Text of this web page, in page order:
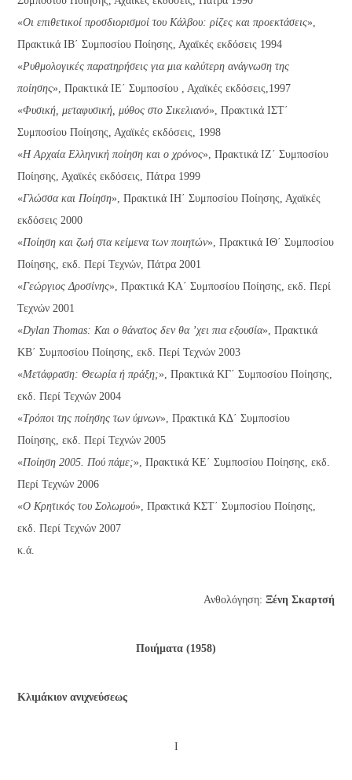
«Οι επιθετικοί προσδιορισμοί του Κάλβου: ρίζες και προεκτάσεις»,
Πρακτικά ΙΒ΄ Συμποσίου Ποίησης, Αχαϊκές εκδόσεις 1994
«Ρυθμολογικές παρατηρήσεις για μια καλύτερη ανάγνωση της
ποίησης», Πρακτικά ΙΕ΄ Συμποσίου , Αχαϊκές εκδόσεις,1997
«Φυσική, μεταφυσική, μύθος στο Σικελιανό», Πρακτικά ΙΣΤ΄
Συμποσίου Ποίησης, Αχαϊκές εκδόσεις, 1998
«Η Αρχαία Ελληνική ποίηση και ο χρόνος», Πρακτικά ΙΖ΄ Συμποσίου
Ποίησης, Αχαϊκές εκδόσεις, Πάτρα 1999
«Γλώσσα και Ποίηση», Πρακτικά ΙΗ΄ Συμποσίου Ποίησης, Αχαϊκές
εκδόσεις 2000
«Ποίηση και ζωή στα κείμενα των ποιητών», Πρακτικά ΙΘ΄ Συμποσίου
Ποίησης, εκδ. Περί Τεχνών, Πάτρα 2001
«Γεώργιος Δροσίνης», Πρακτικά ΚΑ΄ Συμποσίου Ποίησης, εκδ. Περί
Τεχνών 2001
«Dylan Thomas: Και ο θάνατος δεν θα ’χει πια εξουσία», Πρακτικά
ΚΒ΄ Συμποσίου Ποίησης, εκδ. Περί Τεχνών 2003
«Μετάφραση: Θεωρία ή πράξη;», Πρακτικά ΚΓ΄ Συμποσίου Ποίησης,
εκδ. Περί Τεχνών 2004
«Τρόποι της ποίησης των ύμνων», Πρακτικά ΚΔ΄ Συμποσίου
Ποίησης, εκδ. Περί Τεχνών 2005
«Ποίηση 2005. Πού πάμε;», Πρακτικά ΚΕ΄ Συμποσίου Ποίησης, εκδ.
Περί Τεχνών 2006
«Ο Κρητικός του Σολωμού», Πρακτικά ΚΣΤ΄ Συμποσίου Ποίησης,
εκδ. Περί Τεχνών 2007
κ.ά.
Ανθολόγηση: Ξένη Σκαρτσή
Ποιήματα (1958)
Κλιμάκιον ανιχνεύσεως
Ι